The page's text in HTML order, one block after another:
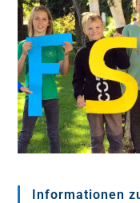
Informationen